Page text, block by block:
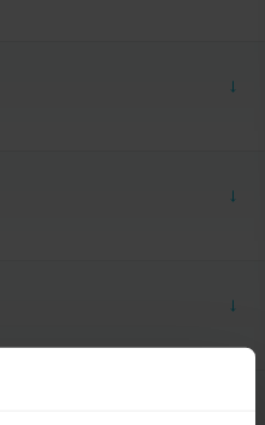
→
mléčné pěny
objem 300 ml a
měřený několik
ml.
→
→